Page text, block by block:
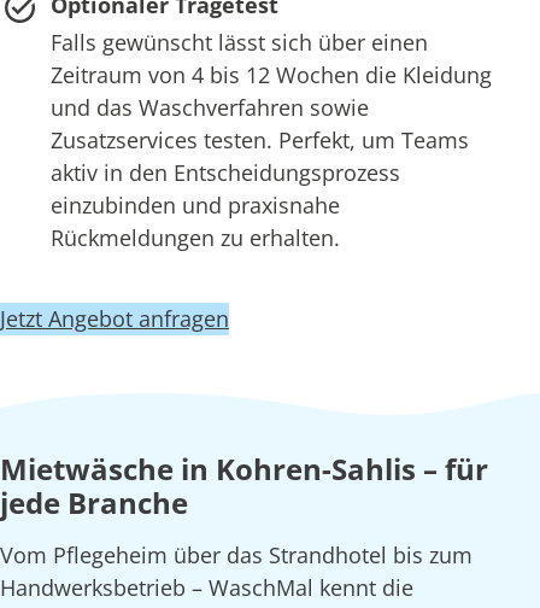
Falls gewünscht lässt sich über einen
Zeitraum von 4 bis 12 Wochen die Kleidung
und das Waschverfahren sowie
Zusatzservices testen. Perfekt, um Teams
aktiv in den Entscheidungsprozess
einzubinden und praxisnahe
Rückmeldungen zu erhalten.
Jetzt Angebot anfragen
Mietwäsche in Kohren-Sahlis – für
jede Branche
Vom Pflegeheim über das Strandhotel bis zum
Handwerksbetrieb – WaschMal kennt die